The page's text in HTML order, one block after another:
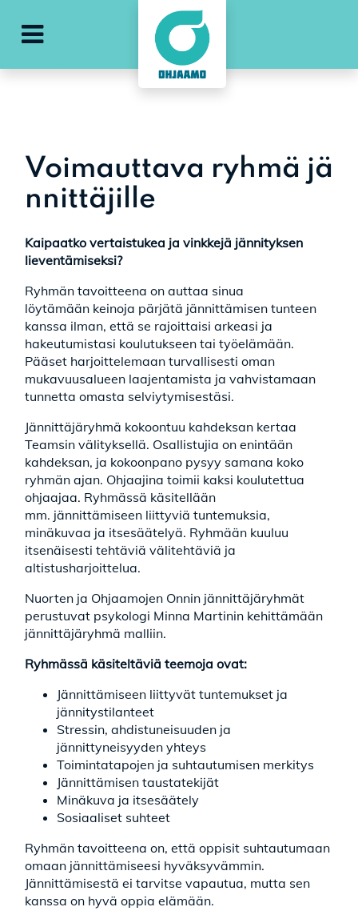
Avaa päävalikko
Voimauttava ryhmä jä
nnittäjille
Kaipaatko vertaistukea ja vinkkejä jännityksen
lieventämiseksi?
Ryhmän tavoitteena on auttaa sinua
löytämään keinoja pärjätä jännittämisen tunteen
kanssa ilman, että se rajoittaisi arkeasi ja
hakeutumistasi koulutukseen tai työelämään.
Pääset harjoittelemaan turvallisesti oman
mukavuusalueen laajentamista ja vahvistamaan
tunnetta omasta selviytymisestäsi.
Jännittäjäryhmä kokoontuu kahdeksan kertaa
Teamsin välityksellä. Osallistujia on enintään
kahdeksan, ja kokoonpano pysyy samana koko
ryhmän ajan. Ohjaajina toimii kaksi koulutettua
ohjaajaa. Ryhmässä käsitellään
mm. jännittämiseen liittyviä tuntemuksia,
minäkuvaa ja itsesäätelyä. Ryhmään kuuluu
itsenäisesti tehtäviä välitehtäviä ja
altistusharjoittelua.
Nuorten ja Ohjaamojen Onnin jännittäjäryhmät
perustuvat psykologi Minna Martinin kehittämään
jännittäjäryhmä malliin.
Ryhmässä käsiteltäviä teemoja ovat:
Jännittämiseen liittyvät tuntemukset ja
jännitystilanteet
Stressin, ahdistuneisuuden ja
jännittyneisyyden yhteys
Toimintatapojen ja suhtautumisen merkitys
Jännittämisen taustatekijät
Minäkuva ja itsesäätely
Sosiaaliset suhteet
Ryhmän tavoitteena on, että oppisit suhtautumaan
omaan jännittämiseesi hyväksyvämmin.
Jännittämisestä ei tarvitse vapautua, mutta sen
kanssa on hyvä oppia elämään.